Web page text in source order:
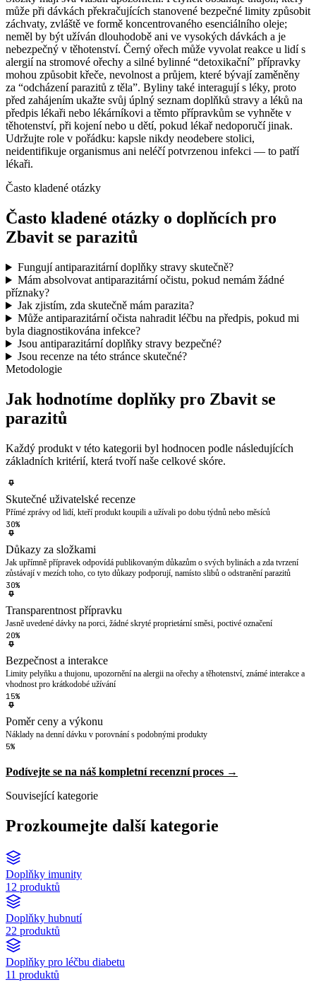
může při dávkách překračujících stanovené bezpečné limity způsobit
záchvaty, zvláště ve formě koncentrovaného esenciálního oleje;
neměl by být užíván dlouhodobě ani ve vysokých dávkách a je
nebezpečný v těhotenství. Černý ořech může vyvolat reakce u lidí s
alergií na stromové ořechy a silné bylinné “detoxikační” přípravky
mohou způsobit křeče, nevolnost a průjem, které bývají zaměněny
za “odcházení parazitů z těla”. Byliny také interagují s léky, proto
před zahájením ukažte svůj úplný seznam doplňků stravy a léků na
předpis lékaři nebo lékárníkovi a těmto přípravkům se vyhněte v
těhotenství, při kojení nebo u dětí, pokud lékař nedoporučí jinak.
Udržujte role v pořádku: kapsle nikdy neodebere stolici,
neidentifikuje organismus ani neléčí potvrzenou infekci — to patří
lékaři.
Často kladené otázky
Často kladené otázky o doplňcích pro
Zbavit se parazitů
Fungují antiparazitární doplňky stravy skutečně?
Mám absolvovat antiparazitární očistu, pokud nemám žádné
příznaky?
Jak zjistím, zda skutečně mám parazita?
Může antiparazitární očista nahradit léčbu na předpis, pokud mi
byla diagnostikována infekce?
Jsou antiparazitární doplňky stravy bezpečné?
Jsou recenze na této stránce skutečné?
Metodologie
Jak hodnotíme doplňky pro Zbavit se
parazitů
Každý produkt v této kategorii byl hodnocen podle následujících
základních kritérií, která tvoří naše celkové skóre.
Skutečné uživatelské recenze
Přímé zprávy od lidí, kteří produkt koupili a užívali po dobu týdnů nebo měsíců
30%
Důkazy za složkami
Jak upřímně přípravek odpovídá publikovaným důkazům o svých bylinách a zda tvrzení
zůstávají v mezích toho, co tyto důkazy podporují, namísto slibů o odstranění parazitů
30%
Transparentnost přípravku
Jasně uvedené dávky na porci, žádné skryté proprietární směsi, poctivé označení
20%
Bezpečnost a interakce
Limity pelyňku a thujonu, upozornění na alergii na ořechy a těhotenství, známé interakce a
vhodnost pro krátkodobé užívání
15%
Poměr ceny a výkonu
Náklady na denní dávku v porovnání s podobnými produkty
5%
Podívejte se na náš kompletní recenzní proces →
Související kategorie
Prozkoumejte další kategorie
Doplňky imunity
12 produktů
Doplňky hubnutí
22 produktů
Doplňky pro léčbu diabetu
11 produktů